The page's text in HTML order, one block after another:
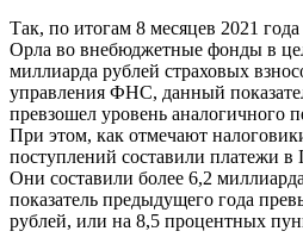
Так, по итогам 8 месяцев 2021
Орла во внебюджетные фонды в
миллиарда рублей страховых
управления ФНС, данный
превзошел уровень аналогичного
При этом, как отмечают
поступлений составили платежи
Они составили более 6,2
показатель предыдущего года
рублей, или на 8,5 процентных